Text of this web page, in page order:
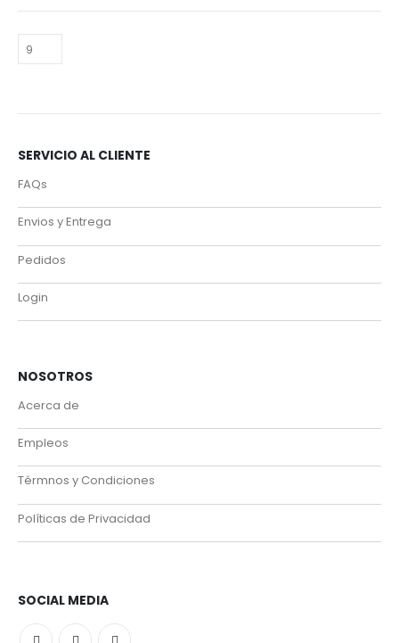
SERVICIO AL CLIENTE
FAQs
Envios y Entrega
Pedidos
Login
NOSOTROS
Acerca de
Empleos
Térmnos y Condiciones
Políticas de Privacidad
SOCIAL MEDIA